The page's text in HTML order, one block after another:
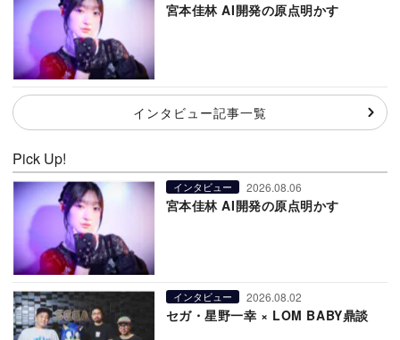
宮本佳林 AI開発の原点明かす
インタビュー記事一覧
Pick Up!
インタビュー 2026.08.06
宮本佳林 AI開発の原点明かす
インタビュー 2026.08.02
セガ・星野一幸 × LOM BABY鼎談